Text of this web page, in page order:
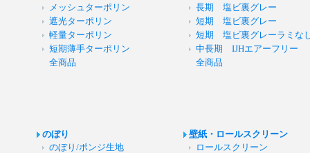
メッシュターポリン
遮光ターポリン
軽量ターポリン
短期薄手ターポリン
全商品
長期 塩ビ裏グレー
短期 塩ビ裏グレー
短期 塩ビ裏グレーラミな
中長期 IJHエアーフリー
全商品
のぼり
のぼり/ポンジ生地
壁紙・ロールスクリーン
ロールスクリーン